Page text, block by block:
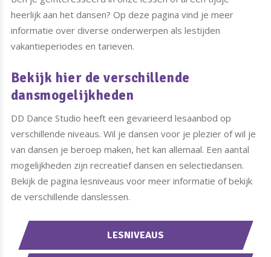
heerlijk aan het dansen? Op deze pagina vind je meer
informatie over diverse onderwerpen als lestijden
vakantieperiodes en tarieven.
Bekijk hier de verschillende
dansmogelijkheden
DD Dance Studio heeft een gevarieerd lesaanbod op
verschillende niveaus. Wil je dansen voor je plezier of wil je
van dansen je beroep maken, het kan allemaal. Een aantal
mogelijkheden zijn recreatief dansen en selectiedansen.
Bekijk de pagina lesniveaus voor meer informatie of bekijk
de verschillende danslessen.
LESNIVEAUS